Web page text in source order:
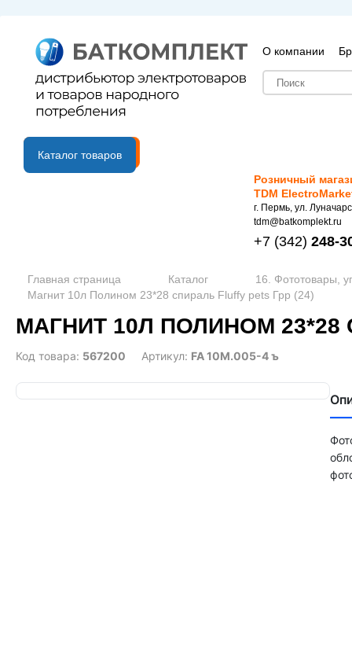
О компании
B2B портал
Каталог товаров
Розничный
TDM
г. Пермь, ул.
tdm@batkomplekt.ru
+7 (342) 248-
Главная страница Каталог
16. Фототовары,
Магнит 10л Полином 23*28 спираль Fluffy pets Грр (24)
МАГНИТ 10Л ПОЛИНОМ 23*28
Код товара: 567200 Артикул: FA 10М.005-4 ъ